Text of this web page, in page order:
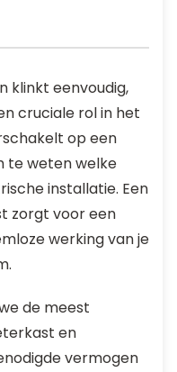
klinkt eenvoudig,
cruciale rol in het
op een
te weten welke
installatie. Een
zorgt voor een
werking van je
de meest
en
vermogen